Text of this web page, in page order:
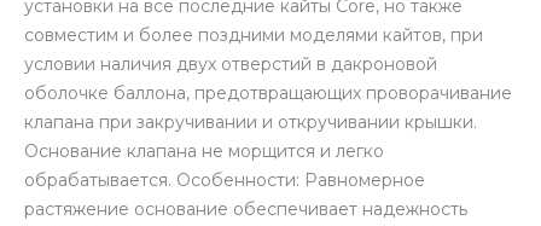
установки на все последние кайты Core, но также
совместим и более поздними моделями кайтов, при
условии наличия двух отверстий в дакроновой
оболочке баллона, предотвращающих проворачивание
клапана при закручивании и откручивании крышки.
Основание клапана не морщится и легко
обрабатывается. Особенности: Равномерное
растяжение основание обеспечивает надежность